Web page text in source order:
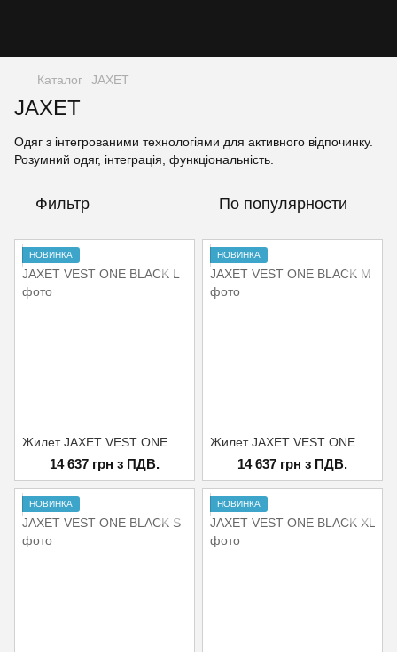
Каталог JAXET
JAXET
Одяг з інтегрованими технологіями для активного відпочинку.
Розумний одяг, інтеграція, функціональність.
Фильтр По популярности
НОВИНКА
14 637 грн з ПДВ.
НОВИНКА
14 637 грн з ПДВ.
НОВИНКА НОВИНКА